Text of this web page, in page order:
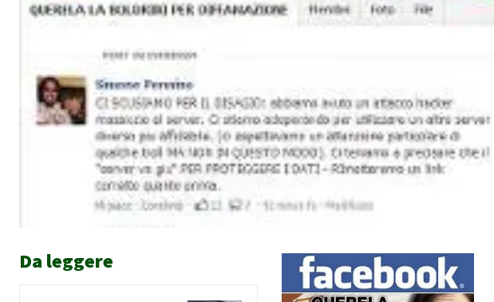
Da leggere